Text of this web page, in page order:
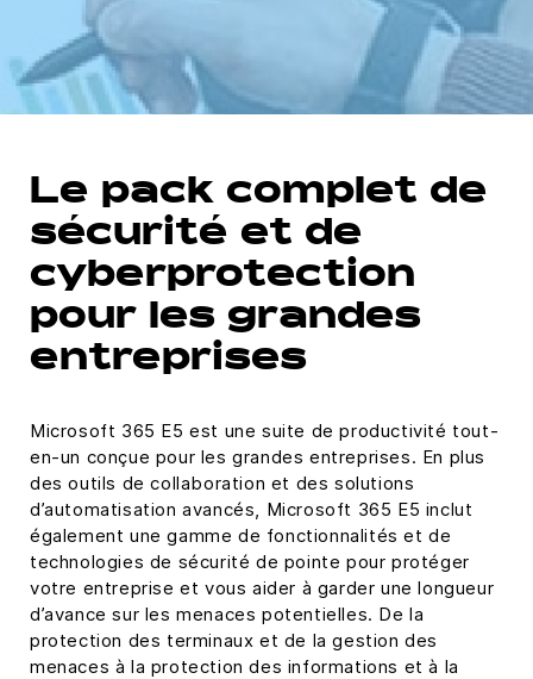
Le pack complet de
sécurité et de
cyberprotection
pour les grandes
entreprises
Microsoft 365 E5 est une suite de productivité tout-
en-un conçue pour les grandes entreprises. En plus
des outils de collaboration et des solutions
d’automatisation avancés, Microsoft 365 E5 inclut
également une gamme de fonctionnalités et de
technologies de sécurité de pointe pour protéger
votre entreprise et vous aider à garder une longueur
d’avance sur les menaces potentielles. De la
protection des terminaux et de la gestion des
menaces à la protection des informations et à la